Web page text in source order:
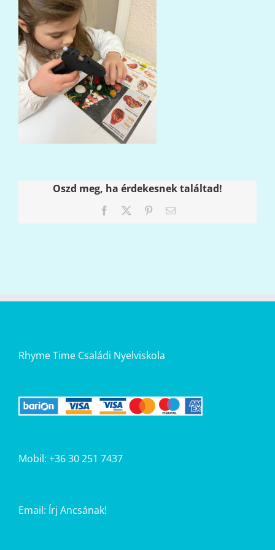
Oszd meg, ha érdekesnek találtad!
Facebook PinterestEmail:
Rhyme Time Családi Nyelviskola
Mobil: +36 30 251 7437
Email: Írj Ancsának!